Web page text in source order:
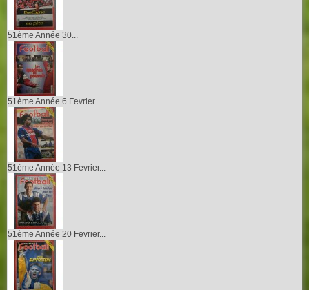
51ème Année 30...
51ème Année 6 Fevrier...
51ème Année 13 Fevrier...
51ème Année 20 Fevrier...